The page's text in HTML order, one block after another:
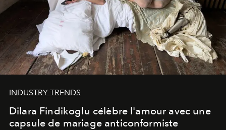
INDUSTRY TRENDS
Dilara Findikoglu célèbre l'amour avec une
capsule de mariage anticonformiste